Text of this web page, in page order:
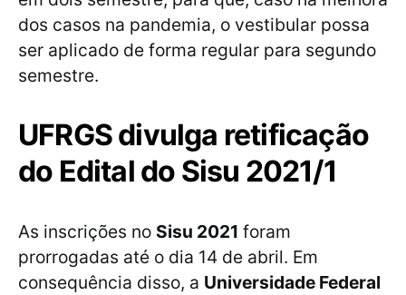
dos casos na pandemia, o vestibular possa
ser aplicado de forma regular para segundo
semestre.
UFRGS divulga retificação
do Edital do Sisu 2021/1
As inscrições no Sisu 2021 foram
prorrogadas até o dia 14 de abril. Em
consequência disso, a Universidade Federal